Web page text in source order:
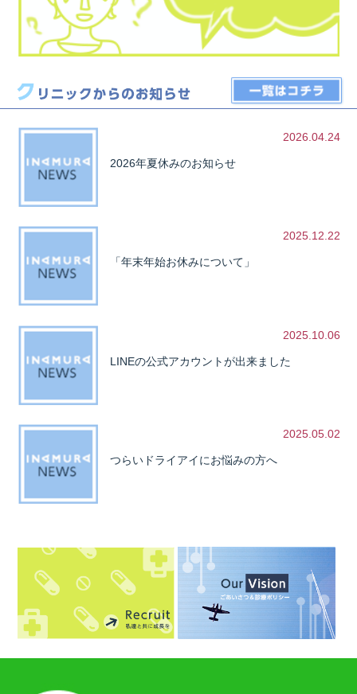
2026.04.24
2026年夏休みのお知らせ
2025.12.22
「年末年始お休みについて」
2025.10.06
LINEの公式アカウントが出来ました
2025.05.02
つらいドライアイにお悩みの方へ